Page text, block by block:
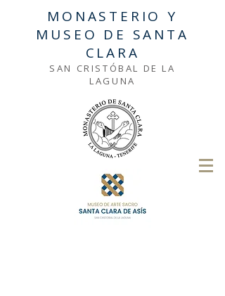
MONASTERIO Y
MUSEO DE SANTA
CLARA
SAN CRISTÓBAL DE LA
LAGUNA